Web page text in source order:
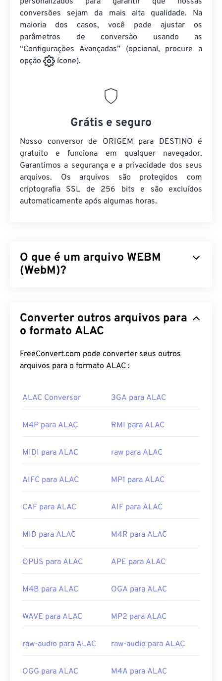
conversões sejam da mais alta qualidade. Na
maioria dos casos, você pode ajustar os
parâmetros de conversão usando as
“Configurações Avançadas” (opcional, procure a
opção
ícone).
Grátis e seguro
Nosso conversor de ORIGEM para DESTINO é
gratuito e funciona em qualquer navegador.
Garantimos a segurança e a privacidade dos seus
arquivos. Os arquivos são protegidos com
criptografia SSL de 256 bits e são excluídos
automaticamente após algumas horas.
O que é um arquivo WEBM
(WebM)?
Especificamente, foi projetado para ser compatível
com HTML5, originalmente. Ele suporta capítulos,
streaming, anexos, codecs 3D, contêineres 3D e
reprodutores de hardware. O WEBM compacta
(SO). Outras boas opções para abrir WEBM incluem
Mac OS X.
WebM integrados. Portanto, instale oscodecs
navegadores suporta arquivos WEBM.
Lançamento inicial:
Links úteis:
https://tools.google.com/dlpage/webmmf/
Converter outros arquivos para
o formato ALAC
FreeConvert.com pode converter seus outros
arquivos para o formato ALAC :
ALAC Conversor 3GA para ALAC
M4P para ALAC RMI para ALAC
MIDI para ALAC raw para ALAC
AIFC para ALAC MP1 para ALAC
CAF para ALAC AIF para ALAC
MID para ALAC M4R para ALAC
OPUS para ALAC APE para ALAC
M4B para ALAC OGA para ALAC
WAVE para ALAC MP2 para ALAC
raw-audio para ALAC raw-audio para ALAC
OGG para ALAC M4A para ALAC